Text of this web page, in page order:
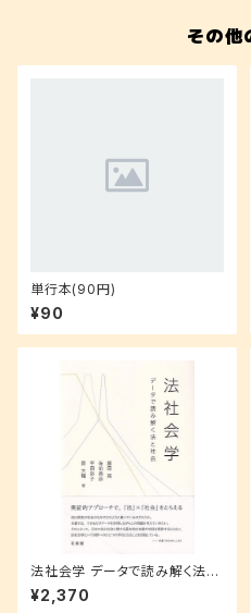
その他
単行本(90円)
¥90
法社会学 データで読み解く法と
社会
¥2,370